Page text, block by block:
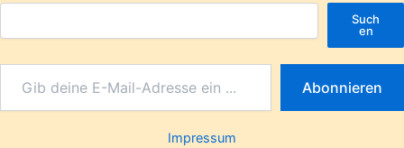
Such
en
Abonnieren
Impressum